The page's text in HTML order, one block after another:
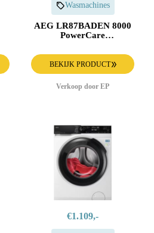
Wasmachines
AEG LR87BADEN 8000
PowerCare
Wasmachine
BEKIJK PRODUCT
Verkoop door EP
€1.109,-